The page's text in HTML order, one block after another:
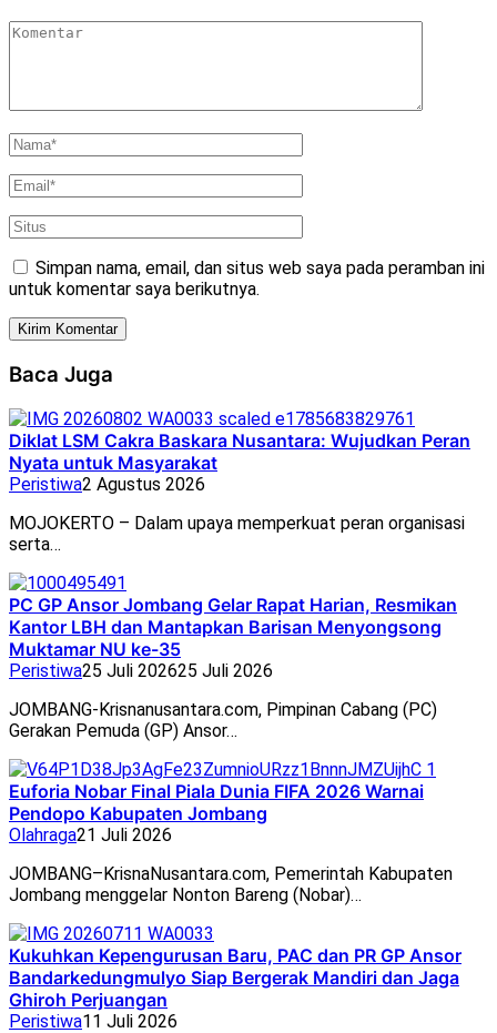
Simpan nama, email, dan situs web saya pada peramban ini
untuk komentar saya berikutnya.
Baca Juga
Diklat LSM Cakra Baskara Nusantara: Wujudkan Peran
Nyata untuk Masyarakat
Peristiwa2 Agustus 2026
MOJOKERTO – Dalam upaya memperkuat peran organisasi
serta…
PC GP Ansor Jombang Gelar Rapat Harian, Resmikan
Kantor LBH dan Mantapkan Barisan Menyongsong
Muktamar NU ke-35
Peristiwa25 Juli 202625 Juli 2026
JOMBANG-Krisnanusantara.com, Pimpinan Cabang (PC)
Gerakan Pemuda (GP) Ansor…
Euforia Nobar Final Piala Dunia FIFA 2026 Warnai
Pendopo Kabupaten Jombang
Olahraga21 Juli 2026
JOMBANG–KrisnaNusantara.com, Pemerintah Kabupaten
Jombang menggelar Nonton Bareng (Nobar)…
Kukuhkan Kepengurusan Baru, PAC dan PR GP Ansor
Bandarkedungmulyo Siap Bergerak Mandiri dan Jaga
Ghiroh Perjuangan
Peristiwa11 Juli 2026